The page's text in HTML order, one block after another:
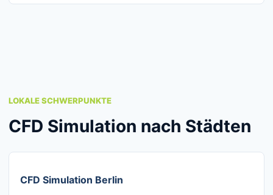
LOKALE SCHWERPUNKTE
CFD Simulation nach Städten
CFD Simulation Berlin